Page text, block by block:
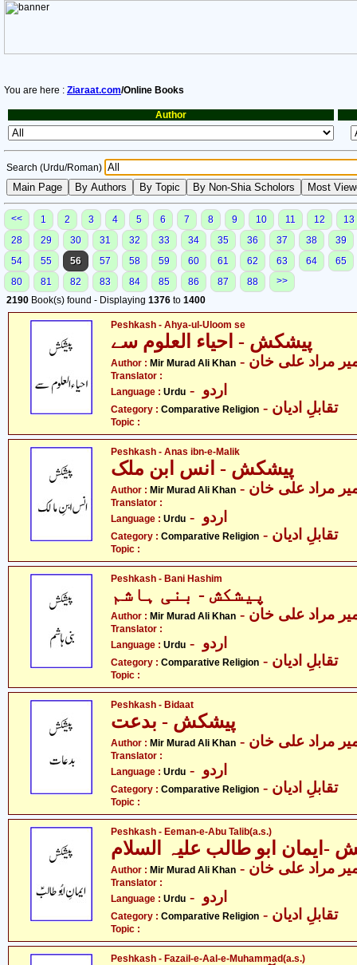
You are here : Ziaraat.com/Online Books
Author
Search (Urdu/Roman)
<< 1 2 3 4 5 6 7 8 9 10 11 12
13
28
29 30 31 32 33 34 35 36 37 38
39
54
55 56 57 58 59 60 61 62 63 64
65
80
81 82 83 84 85 86 87 88
>>
2190 Book(s) found - Displaying 1376 to 1400
Peshkash - Ahya-ul-Uloom se
پیشکش - احیاء العلوم سے
Author : Mir Murad Ali Khan میر مراد علی خان
Translator :
Language : Urdu
Category : Comparative Religion - تقابلِ ادیان
Topic :
Peshkash - Anas ibn-e-Malik
پیشکش - انس ابن ملک
Author : Mir Murad Ali Khan میر مراد علی خان
Translator :
Language : Urdu
Category : Comparative Religion - تقابلِ ادیان
Topic :
Peshkash - Bani Hashim
پیشکش - بنی ہاشم
Author : Mir Murad Ali Khan میر مراد علی خان
Translator :
Language : Urdu
Category : Comparative Religion - تقابلِ ادیان
Topic :
Peshkash - Bidaat
پیشکش - بدعت
Author : Mir Murad Ali Khan میر مراد علی خان
Translator :
Language : Urdu
Category : Comparative Religion - تقابلِ ادیان
Topic :
Peshkash - Eeman-e-Abu Talib(a.s.)
-ایمان ابو طالب علیہ السلام
Author : Mir Murad Ali Khan میر مراد علی خان
Translator :
Language : Urdu
Category : Comparative Religion - تقابلِ ادیان
Topic :
Peshkash - Fazail-e-Aal-e-Muhammad(a.s.)